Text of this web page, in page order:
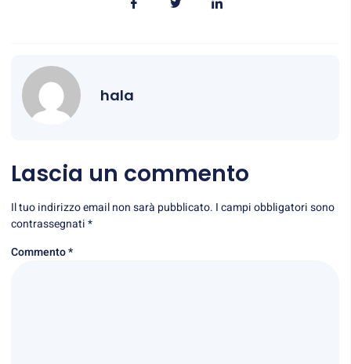
hala
Lascia un commento
Il tuo indirizzo email non sarà pubblicato. I campi obbligatori sono
contrassegnati*
Commento*